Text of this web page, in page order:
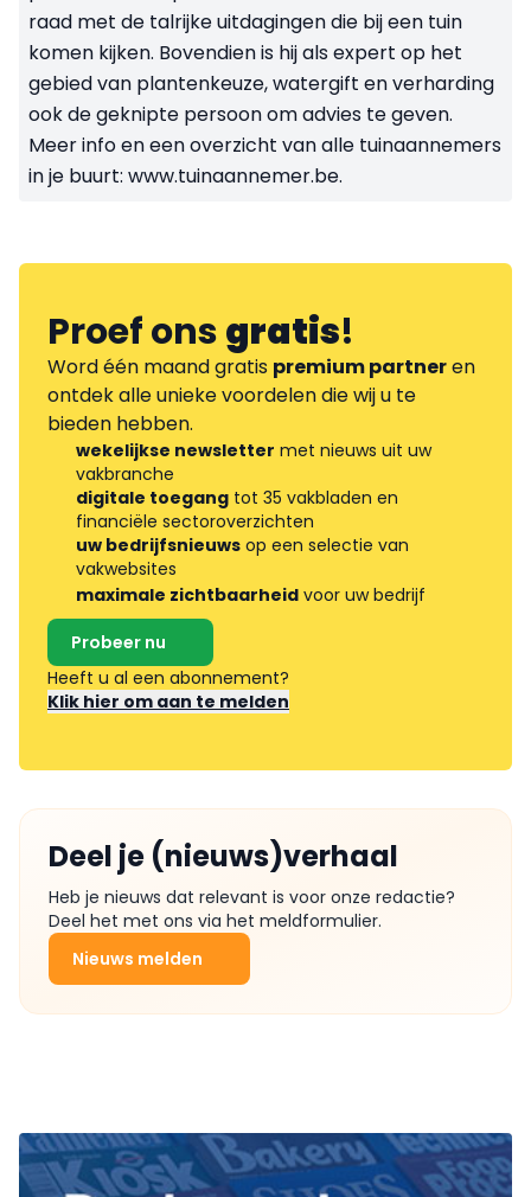
raad met de talrijke uitdagingen die bij een tuin
komen kijken. Bovendien is hij als expert op het
gebied van plantenkeuze, watergift en verharding
ook de geknipte persoon om advies te geven.
Meer info en een overzicht van alle tuinaannemers
in je buurt: www.tuinaannemer.be.
Proef onsgratis!
Word één maand gratis premium partneren
ontdek alle unieke voordelen die wij u te
bieden hebben.
wekelijkse newsletter met nieuws uit uw
vakbranche
digitale toegang tot 35 vakbladen en
financiële sectoroverzichten
uw bedrijfsnieuws op een selectie van
vakwebsites
maximale zichtbaarheid voor uw bedrijf
Probeer nu
Heeft u al een abonnement?
Klik hier om aan te melden
Deel je (nieuws)verhaal
Heb je nieuws dat relevant is voor onze redactie?
Deel het met ons via het meldformulier.
Nieuws melden